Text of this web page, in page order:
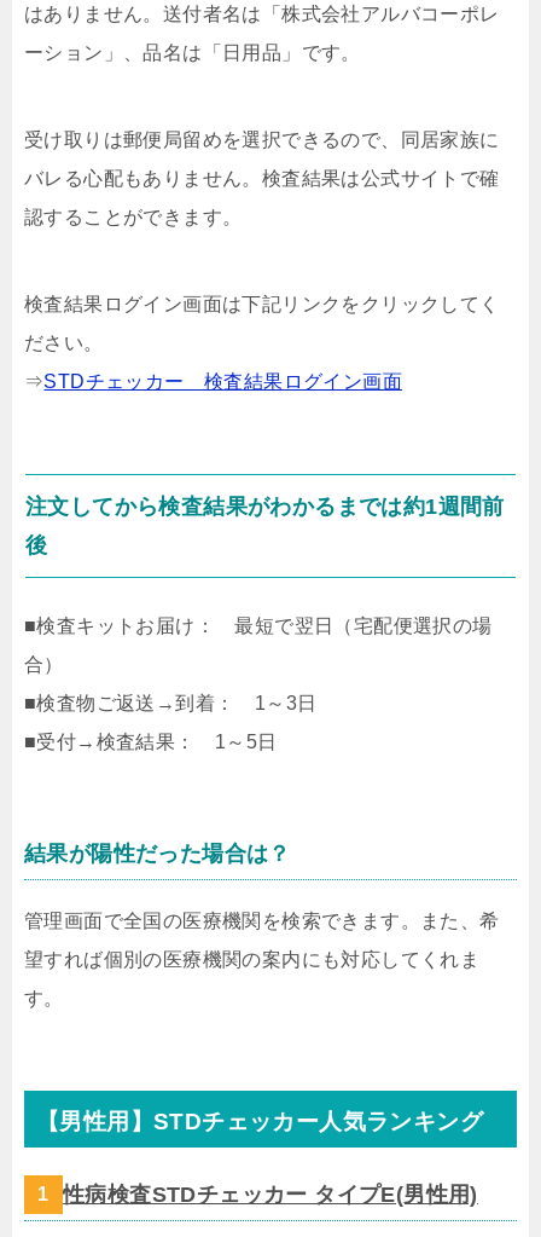
はありません。送付者名は「株式会社アルバコーポレ
ーション」、品名は「日用品」です。
受け取りは郵便局留めを選択できるので、同居家族に
バレる心配もありません。検査結果は公式サイトで確
認することができます。
検査結果ログイン画面は下記リンクをクリックしてく
ださい。
⇒STDチェッカー 検査結果ログイン画面
注文してから検査結果がわかるまでは約1週間前
後
■検査キットお届け： 最短で翌日（宅配便選択の場
合）
■検査物ご返送→到着： 1～3日
■受付→検査結果： 1～5日
結果が陽性だった場合は？
管理画面で全国の医療機関を検索できます。また、希
望すれば個別の医療機関の案内にも対応してくれま
す。
【男性用】STDチェッカー人気ランキング
性病検査STDチェッカー タイプE(男性用)